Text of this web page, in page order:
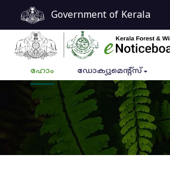
Government of Kerala
ഹോം ഡോക്യുമെൻ്റ്സ്